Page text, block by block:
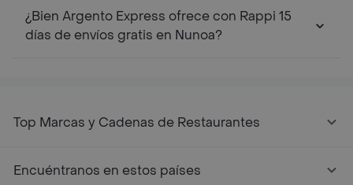
¿Bien Argento Express ofrece con Rappi 15
días de envíos gratis en Nunoa?
Top Marcas y Cadenas de Restaurantes
Encuéntranos en estos países